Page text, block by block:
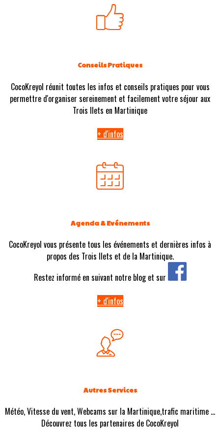
Conseils Pratiques
CocoKreyol réunit toutes les infos et conseils pratiques pour vous
permettre d'organiser sereinement et facilement votre séjour aux
Trois Ilets en Martinique
+ d'infos
Agenda & Evénements
CocoKreyol vous présente tous les événements et dernières infos à
propos des Trois Ilets et de la Martinique.
Restez informé en suivant notre blog et sur
+ d'infos
Autres Services
Météo, Vitesse du vent, Webcams sur la Martinique,trafic maritime ...
Découvrez tous les partenaires de CocoKreyol